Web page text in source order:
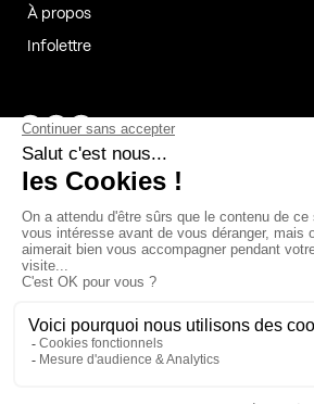
À propos
Infolettre
Page Facebook de Kollectif
Page Instagram de Kollectif
Page Linkedin de Kollectif
Bâtiment-Durable-Québec-1
Esquisses-1IRAC-1
MP-1